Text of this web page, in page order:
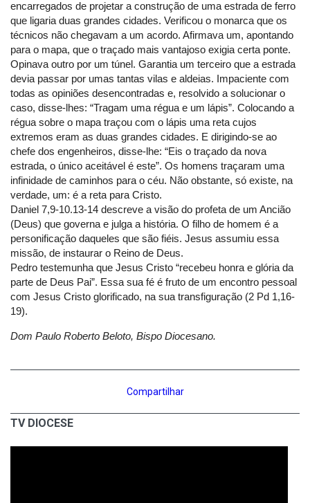
encarregados de projetar a construção de uma estrada de ferro
que ligaria duas grandes cidades. Verificou o monarca que os
técnicos não chegavam a um acordo. Afirmava um, apontando
para o mapa, que o traçado mais vantajoso exigia certa ponte.
Opinava outro por um túnel. Garantia um terceiro que a estrada
devia passar por umas tantas vilas e aldeias. Impaciente com
todas as opiniões desencontradas e, resolvido a solucionar o
caso, disse-lhes: “Tragam uma régua e um lápis”. Colocando a
régua sobre o mapa traçou com o lápis uma reta cujos
extremos eram as duas grandes cidades. E dirigindo-se ao
chefe dos engenheiros, disse-lhe: “Eis o traçado da nova
estrada, o único aceitável é este”. Os homens traçaram uma
infinidade de caminhos para o céu. Não obstante, só existe, na
verdade, um: é a reta para Cristo.
Daniel 7,9-10.13-14 descreve a visão do profeta de um Ancião
(Deus) que governa e julga a história. O filho de homem é a
personificação daqueles que são fiéis. Jesus assumiu essa
missão, de instaurar o Reino de Deus.
Pedro testemunha que Jesus Cristo “recebeu honra e glória da
parte de Deus Pai”. Essa sua fé é fruto de um encontro pessoal
com Jesus Cristo glorificado, na sua transfiguração (2 Pd 1,16-
19).
Dom Paulo Roberto Beloto, Bispo Diocesano.
Compartilhar
TV DIOCESE